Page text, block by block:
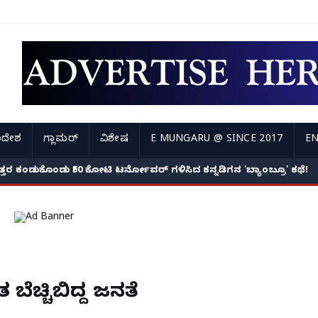
ಗ್ಲಾಮರ್ ವಿಶೇಷ E MUNGARU @ SINCE 2017
ಉತ್ತರ ಕಂಡುಕೊಂಡು ₹50 ಕೋಟಿ ಟರ್ನೋವರ್ ಗಳಿಸಿದ ಕನ್ನಡಿಗನ 'ಬ್ಯಾಂಬ್ರೂ' ಕಥೆ!
ಕೇಳಿದ ಮಾಧ್ಯಮದ ಪ್ರಶ್ನೆಗೆ ಖಡಕ್ ಉತ್ತರ ನೀಡಿದ ನಟಿ ಪ್ರಿಯಾ ಪ್ರಕಾಶ್ ವಾರಿಯರ್!
ಬೆಚ್ಚಿಬಿದ್ದ ಜನತೆ